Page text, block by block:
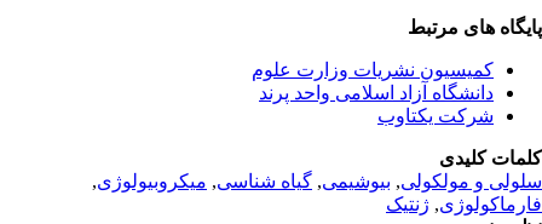
نشریات وزارت علوم
اسلامی واحد پرند
,بیوشیمی,گیاه شناسی,میکروبیولوژی